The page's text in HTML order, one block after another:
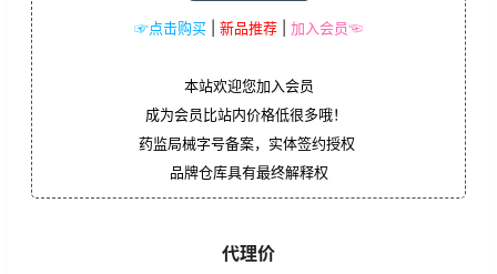
☞点击购买 新品推荐 加入会员☜
本站欢迎您加入会员
成为会员比站内价格低很多哦！
药监局械字号备案，实体签约授权
品牌仓库具有最终解释权
代理价